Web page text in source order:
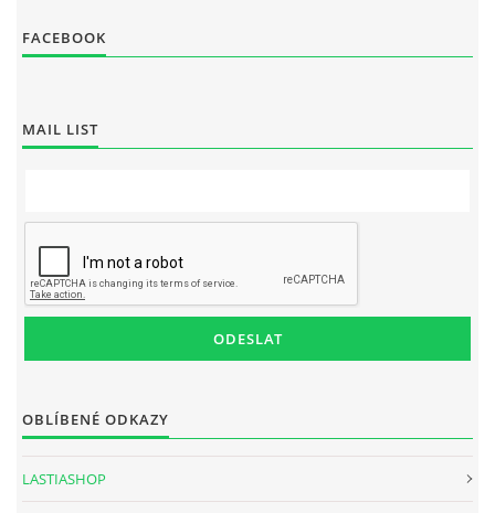
FACEBOOK
MAIL LIST
OBLÍBENÉ ODKAZY
LASTIASHOP